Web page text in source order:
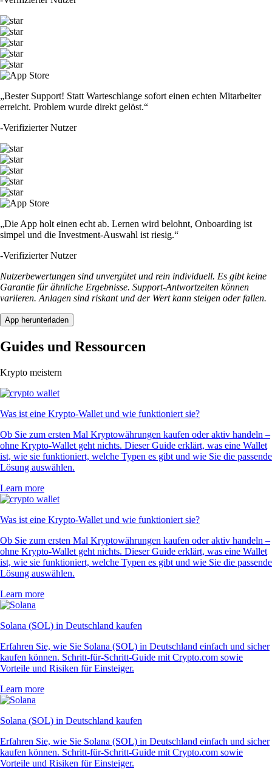
„Bester Support! Statt Warteschlange sofort einen echten Mitarbeiter
erreicht. Problem wurde direkt gelöst.“
-Verifizierter Nutzer
„Die App holt einen echt ab. Lernen wird belohnt, Onboarding ist
simpel und die Investment-Auswahl ist riesig.“
-Verifizierter Nutzer
Nutzerbewertungen sind unvergütet und rein individuell. Es gibt keine
Garantie für ähnliche Ergebnisse. Support-Antwortzeiten können
variieren. Anlagen sind riskant und der Wert kann steigen oder fallen.
App herunterladen
Guides und Ressourcen
Krypto meistern
Was ist eine Krypto-Wallet und wie funktioniert sie?
Ob Sie zum ersten Mal Kryptowährungen kaufen oder aktiv handeln –
ohne Krypto-Wallet geht nichts. Dieser Guide erklärt, was eine Wallet
ist, wie sie funktioniert, welche Typen es gibt und wie Sie die passende
Lösung auswählen.
Learn more
Was ist eine Krypto-Wallet und wie funktioniert sie?
Ob Sie zum ersten Mal Kryptowährungen kaufen oder aktiv handeln –
ohne Krypto-Wallet geht nichts. Dieser Guide erklärt, was eine Wallet
ist, wie sie funktioniert, welche Typen es gibt und wie Sie die passende
Lösung auswählen.
Learn more
Solana (SOL) in Deutschland kaufen
Erfahren Sie, wie Sie Solana (SOL) in Deutschland einfach und sicher
kaufen können. Schritt-für-Schritt-Guide mit Crypto.com sowie
Vorteile und Risiken für Einsteiger.
Learn more
Solana (SOL) in Deutschland kaufen
Erfahren Sie, wie Sie Solana (SOL) in Deutschland einfach und sicher
kaufen können. Schritt-für-Schritt-Guide mit Crypto.com sowie
Vorteile und Risiken für Einsteiger.